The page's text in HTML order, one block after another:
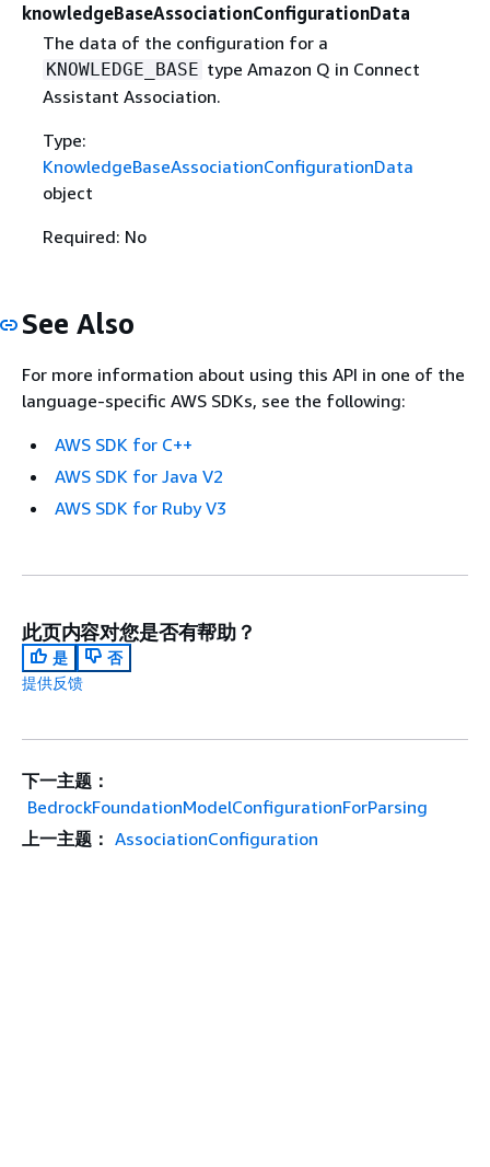
knowledgeBaseAssociationConfigurationData
The data of the configuration for a
KNOWLEDGE_BASE type Amazon Q in Connect
Assistant Association.
Type:
KnowledgeBaseAssociationConfigurationData
object
Required: No
See Also
For more information about using this API in one of the
language-specific AWS SDKs, see the following:
AWS SDK for C++
AWS SDK for Java V2
AWS SDK for Ruby V3
此页内容对您是否有帮助？
是
否
提供反馈
下一主题：
BedrockFoundationModelConfigurationForParsing
上一主题： AssociationConfiguration